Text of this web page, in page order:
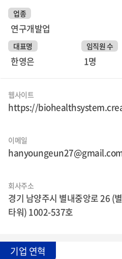
업종
연구개발업
대표명
한영은
임직원 수
1명
웹사이트
https://
이메일
회사주소
경기 남양주시 별내중앙로 26 (
타워) 1002-537호
기업 연혁